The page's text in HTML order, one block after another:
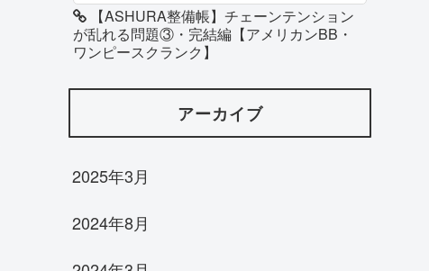
【ASHURA整備帳】チェーンテンション
が乱れる問題③・完結編【アメリカンBB・
ワンピースクランク】
アーカイブ
2025年3月
2024年8月